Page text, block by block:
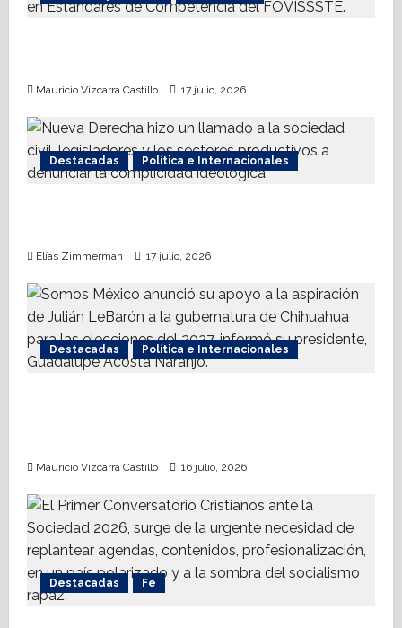
t
o
n
Mauricio Vizcarra Castillo 17 julio, 2026
Destacadas Política e Internacionales
Elías Zimmerman 17 julio, 2026
Destacadas Política e Internacionales
Mauricio Vizcarra Castillo 16 julio, 2026
Destacadas Fe